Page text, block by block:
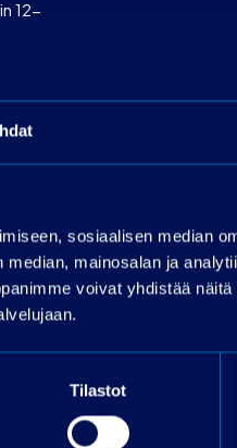
sosiaalisen median
mainosalan ja
voivat yhdistää
Tilastot
12-
ympäri